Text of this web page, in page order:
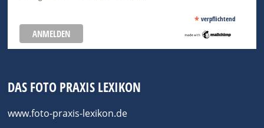
* verpflichtend
DAS FOTO PRAXIS LEXIKON
www.foto-praxis-lexikon.de